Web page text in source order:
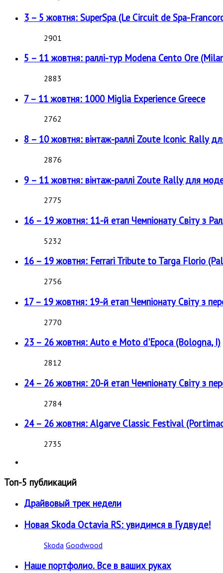
3 – 5 жовтня: SuperSpa (Le Circuit de Spa-
2901
5 – 11 жовтня: раллі-тур Modena Cento Ore
2883
7 – 11 жовтня: 1000 Miglia Experience Greece
2762
8 – 10 жовтня: вінтаж-раллі Zoute Iconic Rally
2876
9 – 11 жовтня: вінтаж-раллі Zoute Rally для
2775
16 – 19 жовтня: 11-й етап Чемпіонату Світу з
5232
16 – 19 жовтня: Ferrari Tribute to Targa Florio
2756
17 – 19 жовтня: 19-й етап Чемпіонату Світу з
2770
23 – 26 жовтня: Auto e Moto d'Epoca (Bologna, I)
2812
24 – 26 жовтня: 20-й етап Чемпіонату Світу з
2784
24 – 26 жовтня: Algarve Classic Festival
2735
Топ-5 публикаций
Драйвовый трек недели
Новая Skoda Octavia RS: увидимся в Гудвуде!
Skoda Goodwood
Наше портфолио. Все в ваших руках